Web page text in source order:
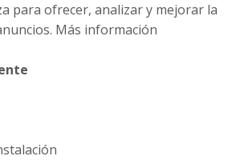
para ofrecer, analizar y mejorar la
Más información